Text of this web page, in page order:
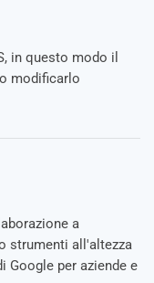
in questo modo il
modificarlo
a
strumenti all'altezza
Google per aziende e